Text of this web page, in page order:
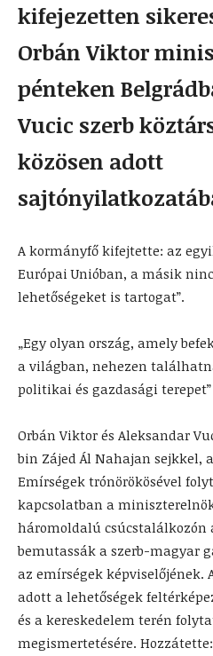
kifejezetten
Orbán Viktor
pénteken
Vucic szerb
közösen adott
A kormányfő kifejtette: az
Európai Unióban, a másik
lehetőségeket is tartogat”.
„Egy olyan ország, amely
a világban, nehezen
politikai és gazdasági
Orbán Viktor és Aleksandar
bin Zájed Ál Nahajan sejkkel,
Emírségek trónörökösével
kapcsolatban a
háromoldalú csúcstalálkozón
bemutassák a szerb-magyar
az emírségek képviselőjének.
adott a lehetőségek
és a kereskedelem terén
megismertetésére.